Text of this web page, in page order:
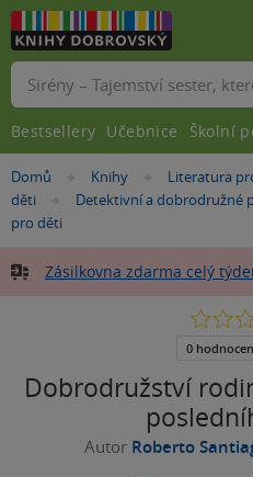
Nacházíte
se
zde:
Domů »Knihy »Literatura
děti
»Detektivní a dobrodružné
pro děti
Zásilkovna zdarma celý
Dobrodružství
Autor Roberto
0.0
5
0
Vyhledávání
Bestsellery Učebnice Školní